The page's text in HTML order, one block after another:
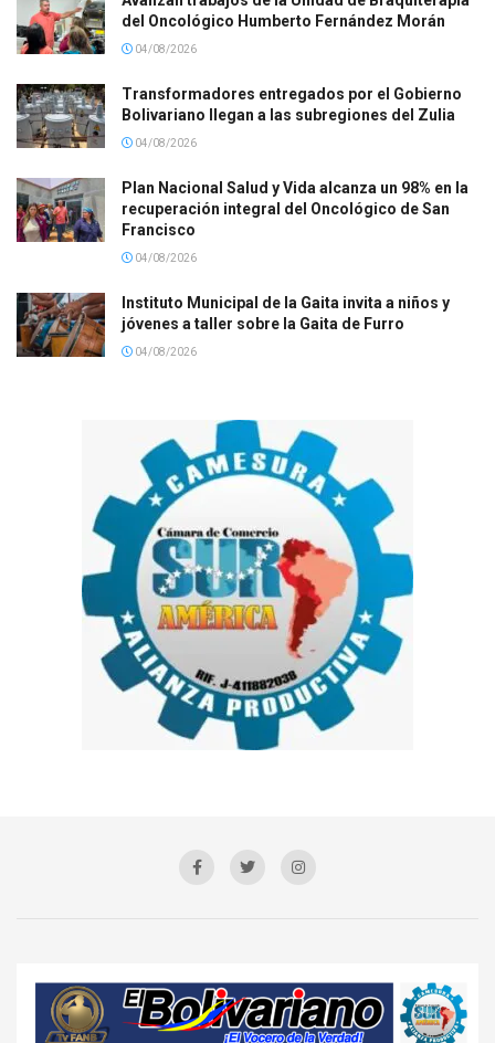
del Oncológico Humberto Fernández Morán
04/08/2026
Transformadores entregados por el Gobierno
Bolivariano llegan a las subregiones del Zulia
04/08/2026
Plan Nacional Salud y Vida alcanza un 98% en la
recuperación integral del Oncológico de San
Francisco
04/08/2026
Instituto Municipal de la Gaita invita a niños y
jóvenes a taller sobre la Gaita de Furro
04/08/2026